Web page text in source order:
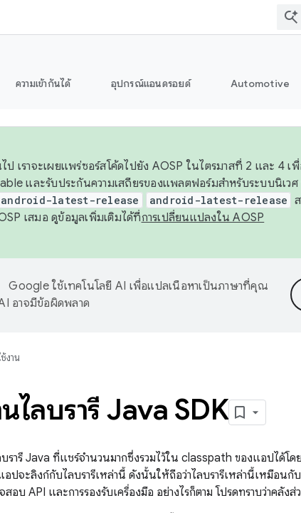
ความเข้ากันได้ อุปกรณ์แอนดรอยด์ Automotive
เราจะเผยแพร่ซอร์สโค้ดไปยัง AOSP ในไตรมาสที่ 2 และ 4 เ
และรับประกันความเสถียรของแพลตฟอร์มสำหรับระบบนิเวศ
android-latest-release android-latest-release
เสมอ ดูข้อมูลเพิ่มเติมได้ที่การเปลี่ยนแปลงใน AOSP
Google ใช้เทคโนโลยี AI เพื่อแปลเนื้อหาเป็นภาษาที่คุณ
อาจมีข้อผิดพลาด
งาน
ไลบรารี Java SDK
ารี Java ที่แชร์จํานวนมากซึ่งรวมไว้ใน classpath ของแอปได้โ
ปจะลิงก์กับไลบรารีเหล่านี้ ดังนั้นให้ถือว่าไลบรารีเหล่านี้เหมือนกั
สอบ API และการรองรับเครื่องมือ อย่างไรก็ตาม โปรดทราบว่าคลั